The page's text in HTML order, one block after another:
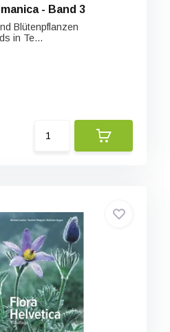
- Band 3
Blütenpflanzen
in Te...